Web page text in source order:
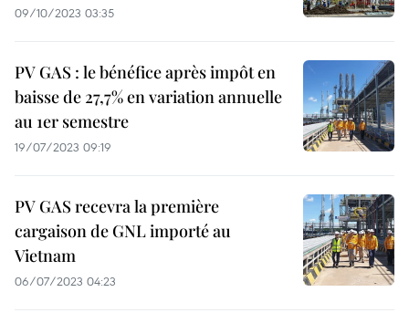
09/10/2023 03:35
PV GAS : le bénéfice après impôt en
baisse de 27,7% en variation annuelle
au 1er semestre
19/07/2023 09:19
PV GAS recevra la première
cargaison de GNL importé au
Vietnam
06/07/2023 04:23